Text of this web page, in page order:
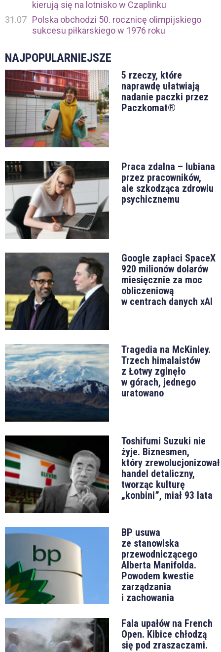
kierują się na lotnisko w Czaplinku
31.07 Polska obchodzi 50. rocznicę olimpijskiego
sukcesu piłkarskiego w 1976 roku
NAJPOPULARNIEJSZE
5 rzeczy, które
naprawdę ułatwiają
nadanie paczki przez
Paczkomat®
Praca zdalna – lubiana
przez pracowników,
ale szkodząca zdrowiu
psychicznemu
Google zapłaci SpaceX
920 milionów dolarów
miesięcznie za moc
obliczeniową
w centrach danych xAI
Tragedia na McKinley.
Trzech himalaistów
z Łotwy zginęło
w górach, jednego
uratowano
Toshifumi Suzuki nie
żyje. Biznesmen,
który zrewolucjonizował
handel detaliczny,
tworząc kulturę
„konbini”, miał 93 lata
BP usuwa
ze stanowiska
przewodniczącego
Alberta Manifolda.
Powodem kwestie
zarządzania
i zachowania
Fala upałów na French
Open. Kibice chłodzą
się pod zraszaczami.